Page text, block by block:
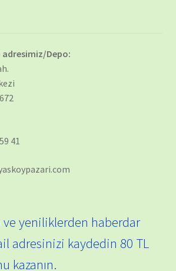
adresimiz/Depo:
41
yeniliklerden haberdar
adresinizi kaydedin 80 TL
kazanın.